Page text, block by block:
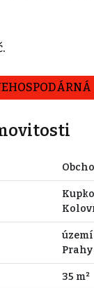
Prahy
35 m²